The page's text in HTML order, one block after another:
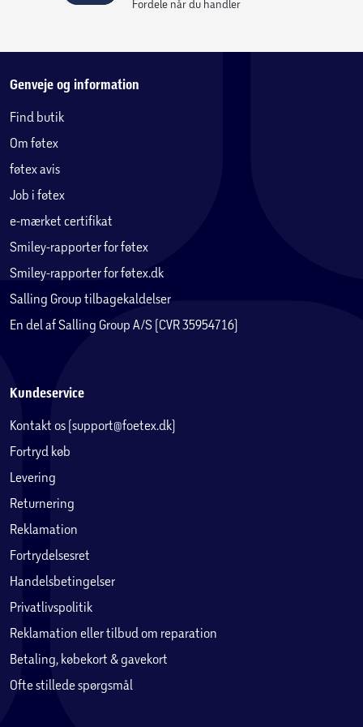
Fordele når du handler
Genveje og information
Find butik
Om føtex
føtex avis
Job i føtex
e-mærket certifikat
Smiley-rapporter for føtex
Smiley-rapporter for føtex.dk
Salling Group tilbagekaldelser
En del af Salling Group A/S (CVR 35954716)
Kundeservice
Kontakt os (support@foetex.dk)
Fortryd køb
Levering
Returnering
Reklamation
Fortrydelsesret
Handelsbetingelser
Privatlivspolitik
Reklamation eller tilbud om reparation
Betaling, købekort & gavekort
Ofte stillede spørgsmål